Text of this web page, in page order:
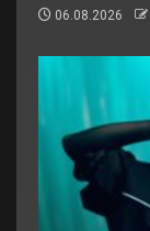
06.08.2026